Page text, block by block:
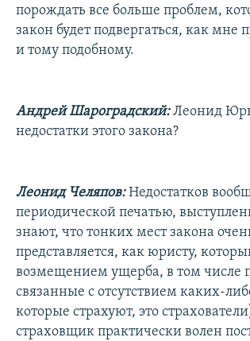
порождать все больше проблем,
закон будет подвергаться, как
и тому подобному.
Андрей Шароградский:Леонид
недостатки этого закона?
Леонид Челяпов:Недостатков
периодической печатью,
знают, что тонких мест закона
представляется, как юристу,
возмещением ущерба, в том числе
связанные с отсутствием каких-
которые страхуют, это
страховщик практически волен